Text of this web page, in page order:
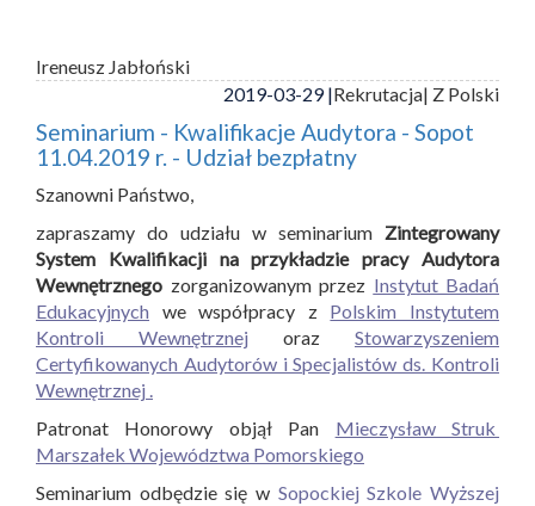
Ireneusz Jabłoński
2019-03-29 |Rekrutacja| Z Polski
Seminarium - Kwalifikacje Audytora - Sopot
11.04.2019 r. - Udział bezpłatny
Szanowni Państwo,
zapraszamy do udziału w seminarium Zintegrowany
System Kwalifikacji na przykładzie pracy Audytora
Wewnętrznego zorganizowanym przez Instytut Badań
Edukacyjnych we współpracy z Polskim Instytutem
Kontroli Wewnętrznej oraz Stowarzyszeniem
Certyfikowanych Audytorów i Specjalistów ds. Kontroli
Wewnętrznej .
Patronat Honorowy objął Pan Mieczysław Struk
Marszałek Województwa Pomorskiego
Seminarium odbędzie się w Sopockiej Szkole Wyższej